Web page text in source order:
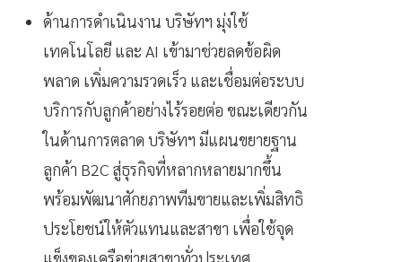
ด้านการดำเนินงาน บริษัทฯ มุ่งใช้
เทคโนโลยี และ AI เข้ามาช่วยลดข้อผิด
พลาด เพิ่มความรวดเร็ว และเชื่อมต่อระบบ
บริการกับลูกค้าอย่างไร้รอยต่อ ขณะเดียวกัน
ในด้านการตลาด บริษัทฯ มีแผนขยายฐาน
ลูกค้า B2C สู่ธุรกิจที่หลากหลายมากขึ้น
พร้อมพัฒนาศักยภาพทีมขายและเพิ่มสิทธิ
ประโยชน์ให้ตัวแทนและสาขา เพื่อใช้จุด
แข็งของเครือข่ายสาขาทั่วประเทศ